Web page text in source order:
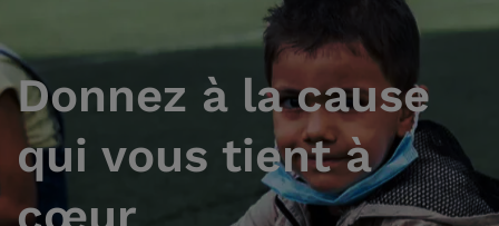
Donnez à la cause
qui vous tient à